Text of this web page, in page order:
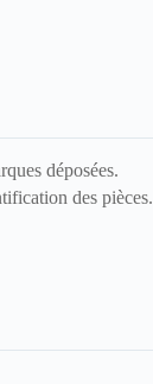
déposées.
des pièces.